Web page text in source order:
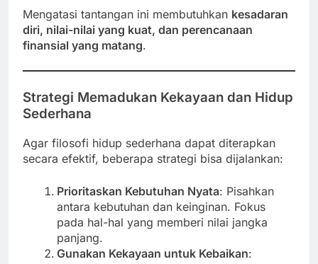
Mengatasi tantangan ini membutuhkan kesadaran
diri, nilai-nilai yang kuat, dan perencanaan
finansial yang matang.
Strategi Memadukan Kekayaan dan Hidup
Sederhana
Agar filosofi hidup sederhana dapat diterapkan
secara efektif, beberapa strategi bisa dijalankan:
Prioritaskan Kebutuhan Nyata: Pisahkan
antara kebutuhan dan keinginan. Fokus
pada hal-hal yang memberi nilai jangka
panjang.
Gunakan Kekayaan untuk Kebaikan: